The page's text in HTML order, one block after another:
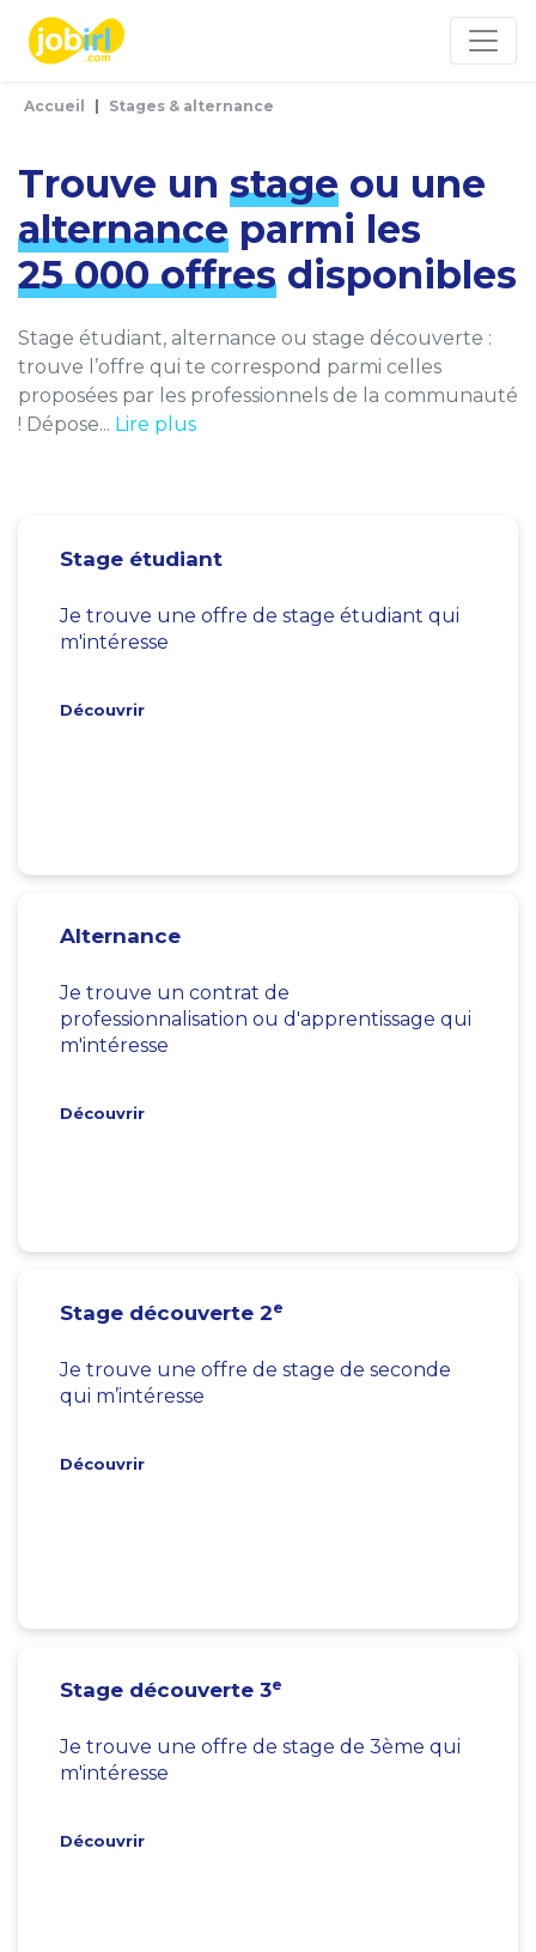
Accueil Stages & alternance
Trouve un stage ou une
alternance parmi les
25 000 offres disponibles
Stage étudiant, alternance ou stage découverte :
trouve l’offre qui te correspond parmi celles
proposées par les professionnels de la communauté
! Dépose... Lire plus
Stage étudiant
Je trouve une offre de stage étudiant qui
m'intéresse
Découvrir
Alternance
Je trouve un contrat de
professionnalisation ou d'apprentissage qui
m'intéresse
Découvrir
Stage découverte 2e
Je trouve une offre de stage de seconde
qui m’intéresse
Découvrir
Stage découverte 3e
Je trouve une offre de stage de 3ème qui
m'intéresse
Découvrir
Panneau de gestion des cookies